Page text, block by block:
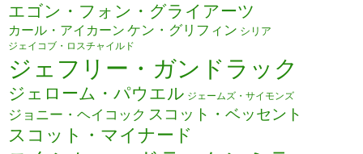
エゴン・フォン・グライアーツ
カール・アイカーン ケン・グリフィン シリア
ジェイコブ・ロスチャイルド
ジェフリー・ガンドラック
ジェローム・パウエル ジェームズ・サイモンズ
ジョニー・ヘイコック スコット・ベッセント
スコット・マイナード